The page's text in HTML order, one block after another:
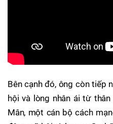
Bên cạnh đó, ông còn tiếp
hội và lòng nhân ái từ
Mân, một cán bộ cách